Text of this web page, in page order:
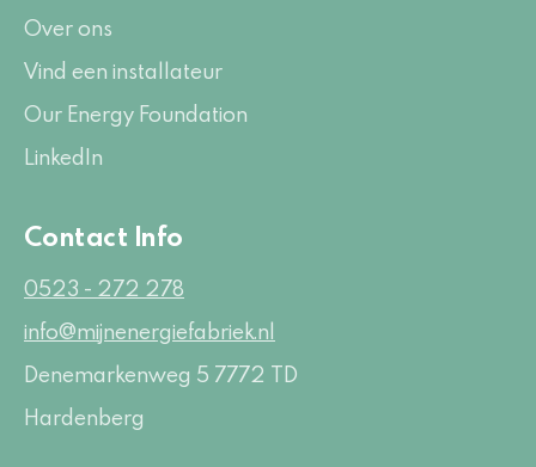
Over ons
Vind een installateur
Our Energy Foundation
LinkedIn
Contact Info
0523 - 272 278
info@mijnenergiefabriek.nl
Denemarkenweg 5 7772 TD
Hardenberg